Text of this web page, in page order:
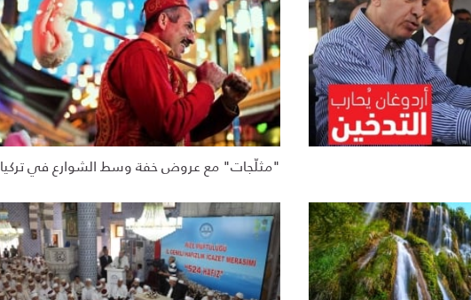
"مثلّجات" مع عروض خفة وسط الشوارع في تركيا